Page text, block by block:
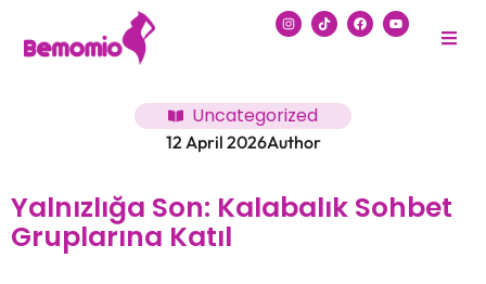
Uncategorized
12 April 2026Author
Yalnızlığa Son: Kalabalık Sohbet
Gruplarına Katıl